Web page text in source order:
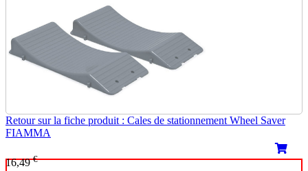
Retour sur la fiche produit : Cales de stationnement Wheel Saver
FIAMMA
16,49€